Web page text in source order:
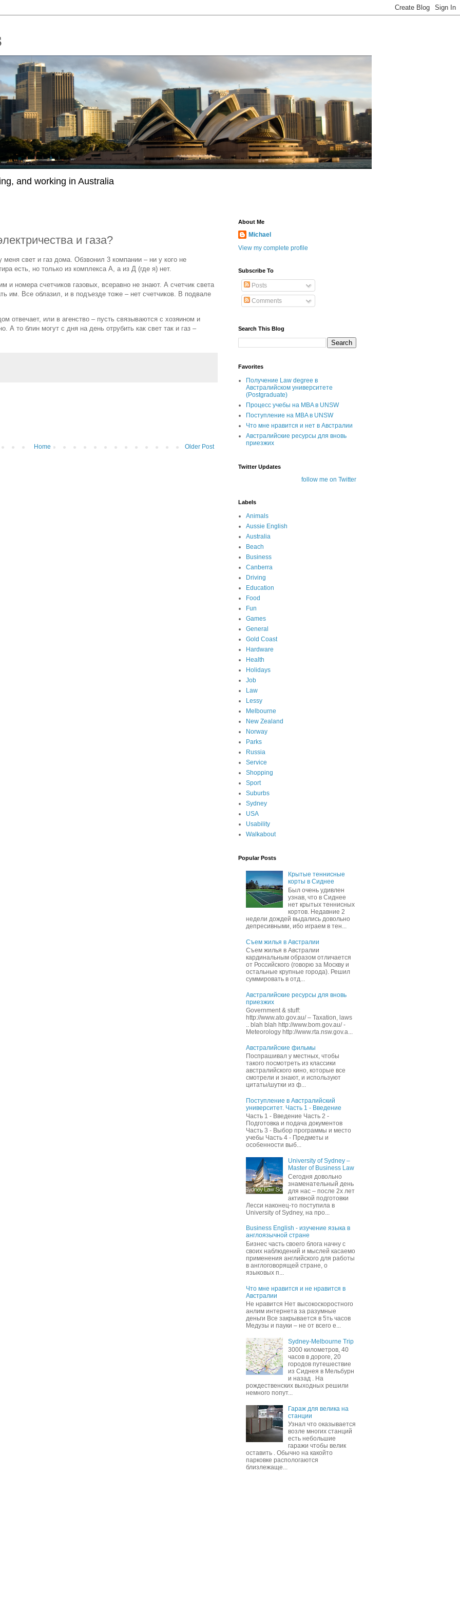
and working in Australia
и газа?
свет и газ дома. Обзвонил 3 компании – ни у кого не
есть, но только из комплекса А, а из Д (где я) нет.
и номера счетчиков газовых, всеравно не знают. А счетчик света
им. Все облазил, и в подъезде тоже – нет счетчиков. В подвале
отвечает, или в агенство – пусть связываются с хозяином и
А то блин могут с дня на день отрубить как свет так и газ –
Older Post
Home
About Me
Michael
View my complete profile
Subscribe To
Posts
Comments
Search This Blog
Favorites
Получение Law degree в
Австралийском университете
(Postgraduate)
Процесс учебы на MBA в UNSW
Поступление на MBA в UNSW
Что мне нравится и нет в Австралии
Австралийские ресурсы для вновь
приезжих
Twitter Updates
follow me on Twitter
Labels
Animals
Aussie English
Australia
Beach
Business
Canberra
Driving
Education
Food
Fun
Games
General
Gold Coast
Hardware
Health
Holidays
Job
Law
Lessy
Melbourne
New Zealand
Norway
Parks
Russia
Service
Shopping
Sport
Suburbs
Sydney
USA
Usability
Walkabout
Popular Posts
Крытые теннисные
корты в Сиднее
Был очень удивлен
узнав, что в Сиднее
нет крытых теннисных
кортов. Недавние 2
недели дождей выдались довольно
депресивными, ибо играем в тен...
Съем жилья в Австралии
Съем жилья в Австралии
кардинальным образом отличается
от Российского (говорю за Москву и
остальные крупные города). Решил
суммировать в отд...
Австралийские ресурсы для вновь
приезжих
Government & stuff:
http://www.ato.gov.au/ – Taxation, laws
.. blah blah http://www.bom.gov.au/ -
Meteorology http://www.rta.nsw.gov.a...
Австралийские фильмы
Поспрашивал у местных, чтобы
такого посмотреть из классики
австралийского кино, которые все
смотрели и знают, и иcпользуют
цитаты/шутки из ф...
Поступление в Австралийский
университет. Часть 1 - Введение
Часть 1 - Введение Часть 2 -
Подготовка и подача документов
Часть 3 - Выбор программы и место
учебы Часть 4 - Предметы и
особенности выб...
University of Sydney –
Master of Business Law
Сегодня довольно
знаменательный день
для нас – после 2х лет
активной подготовки
Лесси наконец-то поступила в
University of Sydney, на про...
Business English - изучение языка в
англоязычной стране
Бизнес часть своего блога начну c
своих наблюдений и мыслей касаемо
применения английского для работы
в англоговорящей стране, о
языковых п...
Что мне нравится и не нравится в
Австралии
Не нравится Нет высокоскоростного
анлим интернета за разумные
деньги Все закрывается в 5ть часов
Медузы и пауки – не от всего е...
Sydney-Melbourne Trip
3000 километров, 40
часов в дороге, 20
городов путешествие
из Сиднея в Мельбурн
и назад . На
рождественских выходных решили
немного попут...
Гараж для велика на
станции
Узнал что оказывается
возле многих станций
есть небольшие
гаражи чтобы велик
оставить . Обычно на какойто
парковке распологаются
близлежаще...